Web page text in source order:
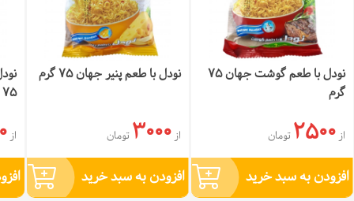
نودل با طعم گوشت جهان 75
گرم
از2500 تومان
افزودن به سبد خرید
نودل با طعم پنیر جهان 75 گرم
از3000 تومان
افزودن به سبد خرید
75 گرم
از